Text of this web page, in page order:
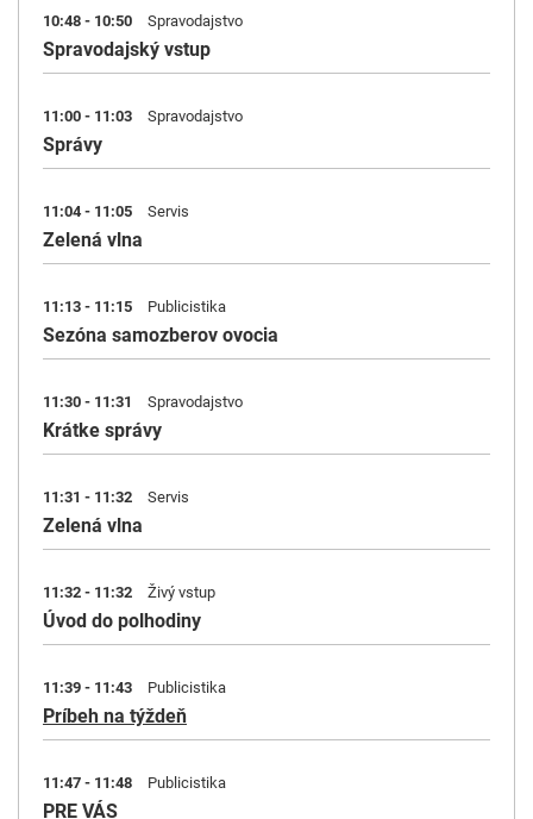
10:48 - 10:50 Spravodajstvo
Spravodajský vstup
11:00 - 11:03 Spravodajstvo
Správy
11:04 - 11:05 Servis
Zelená vlna
11:13 - 11:15 Publicistika
Sezóna samozberov ovocia
11:30 - 11:31 Spravodajstvo
Krátke správy
11:31 - 11:32 Servis
Zelená vlna
11:32 - 11:32 Živý vstup
Úvod do polhodiny
11:39 - 11:43 Publicistika
Príbeh na týždeň
11:47 - 11:48 Publicistika
PRE VÁS